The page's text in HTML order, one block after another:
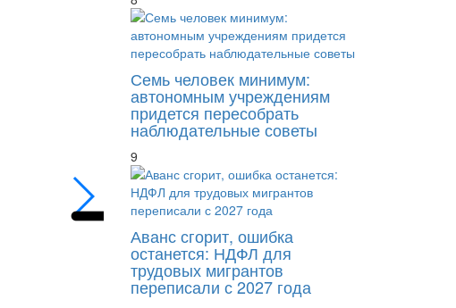
Заемщиков начнут предупреждать о
Семь человек минимум:
автономным учреждениям
придется пересобрать
наблюдательные советы
9
Аванс сгорит, ошибка
останется: НДФЛ для
трудовых мигрантов
переписали с 2027 года